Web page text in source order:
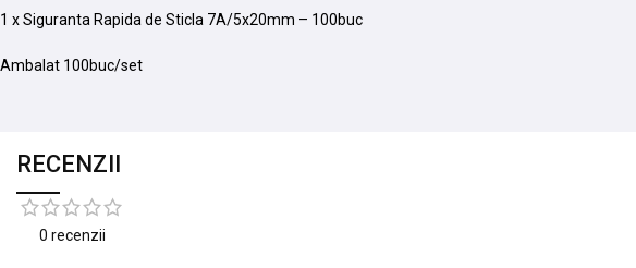
1 x Siguranta Rapida de Sticla 7A/5x20mm – 100buc
Ambalat 100buc/set
RECENZII
0 recenzii